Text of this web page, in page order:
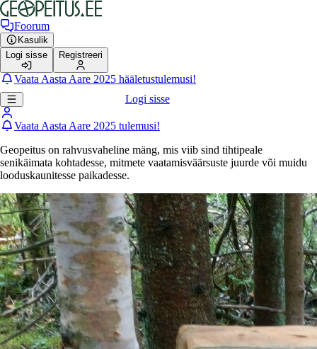
Foorum
Kasulik
Logi sisse
Registreeri
Vaata Aasta Aare 2025 hääletustulemusi!
Logi sisse
Vaata Aasta Aare 2025 tulemusi!
Geopeitus on rahvusvaheline mäng, mis viib sind tihtipeale
senikäimata kohtadesse, mitmete vaatamisväärsuste juurde või muidu
looduskaunitesse paikadesse.